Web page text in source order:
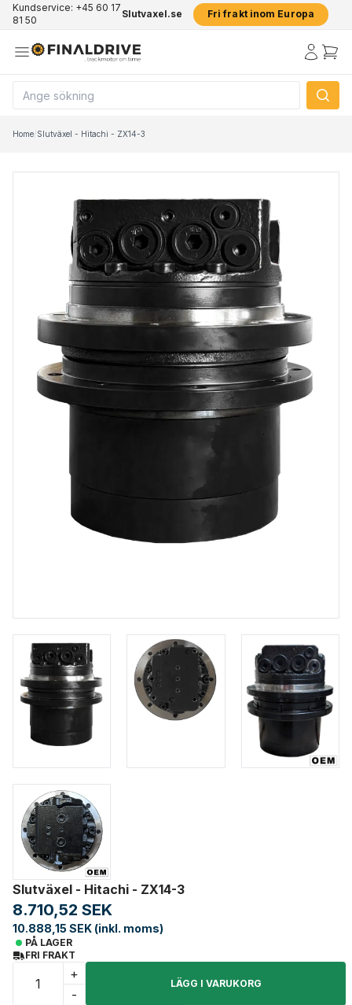
Kundservice: +45 60 17
81 50
Slutvaxel.se Fri frakt inom Europa
Home/Slutväxel - Hitachi - ZX14-3
Slutväxel - Hitachi - ZX14-3
8.710,52 SEK
10.888,15 SEK (inkl. moms)
PÅ LAGER
FRI FRAKT
+
-
LÄGG I VARUKORG